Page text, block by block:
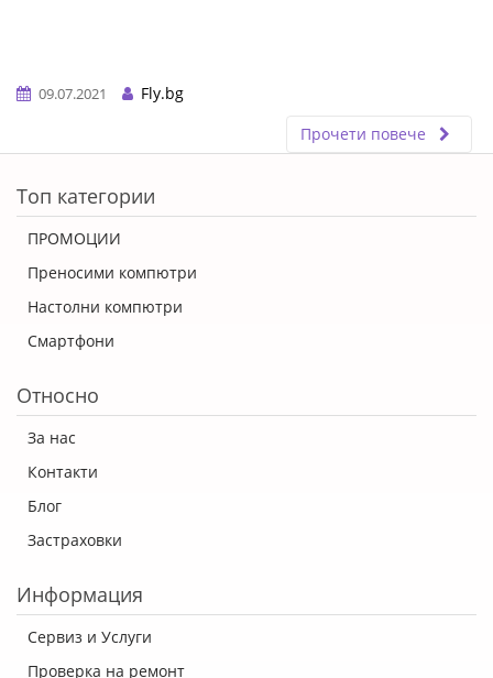
09.07.2021
Fly.bg
Прочети повече
Топ категории
ПРОМОЦИИ
Преносими компютри
Настолни компютри
Смартфони
Относно
За нас
Контакти
Блог
Застраховки
Информация
Сервиз и Услуги
Проверка на ремонт